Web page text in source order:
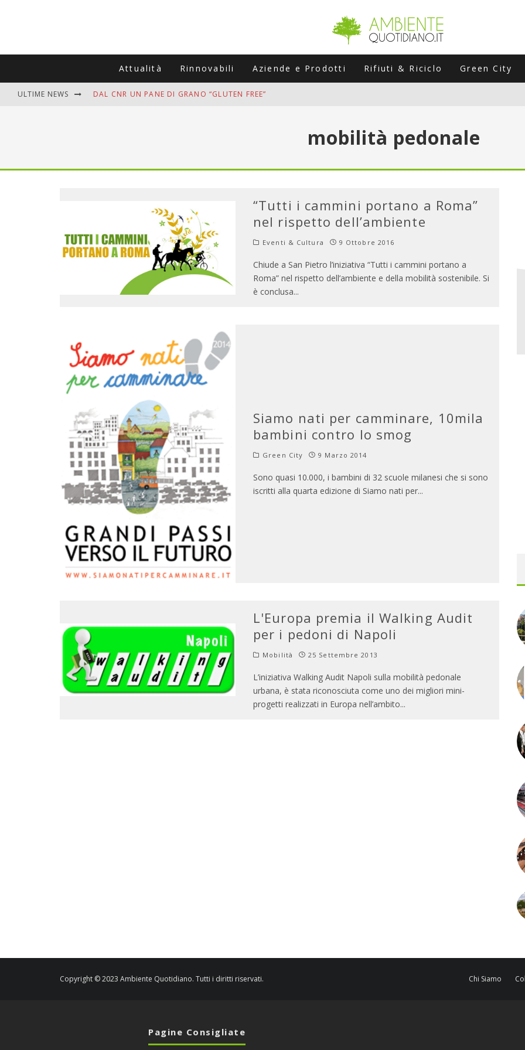
Attualità Rinnovabili Aziende e Prodotti Rifiuti & Riciclo Green City
ULTIME NEWS DAL CNR UN PANE DI GRANO “GLUTEN FREE”
MUTTI ASSUME A OLIVETO CITRA 400 COLLABORATORI STAGIONALImobilità pedonale
“Tutti i cammini portano a Roma”
nel rispetto dell’ambiente
Eventi & Cultura 9 Ottobre 2016
Chiude a San Pietro l’iniziativa “Tutti i cammini portano a
Roma” nel rispetto dell’ambiente e della mobilità sostenibile. Si
è conclusa...
Siamo nati per camminare, 10mila
bambini contro lo smog
Green City 9 Marzo 2014
Sono quasi 10.000, i bambini di 32 scuole milanesi che si sono
iscritti alla quarta edizione di Siamo nati per...
L'Europa premia il Walking Audit
per i pedoni di Napoli
Mobilità 25 Settembre 2013
L’iniziativa Walking Audit Napoli sulla mobilità pedonale
urbana, è stata riconosciuta come uno dei migliori mini-
progetti realizzati in Europa nell’ambito...
Copyright © 2023 Ambiente Quotidiano. Tutti i diritti riservati. Chi Siamo
Pagine Consigliate